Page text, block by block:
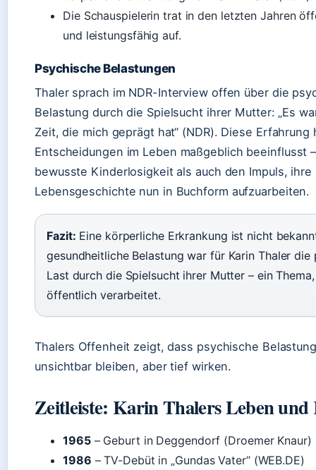
Die Schauspielerin trat in den letzten Jahren
und leistungsfähig auf.
Psychische Belastungen
Thaler sprach im NDR-Interview offen über die
Belastung durch die Spielsucht ihrer Mutter: „Es
Zeit, die mich geprägt hat“ (NDR). Diese Erfahrung
Entscheidungen im Leben maßgeblich beeinflusst
bewusste Kinderlosigkeit als auch den Impuls, ihre
Lebensgeschichte nun in Buchform aufzuarbeiten.
Fazit: Eine körperliche Erkrankung ist nicht
gesundheitliche Belastung war für Karin Thaler die
Last durch die Spielsucht ihrer Mutter – ein
öffentlich verarbeitet.
Thalers Offenheit zeigt, dass psychische
unsichtbar bleiben, aber tief wirken.
Zeitleiste: Karin Thalers Leben
1965– Geburt in Deggendorf (Droemer Knaur)
1986 – TV-Debüt in „Gundas Vater“ (WEB.DE)